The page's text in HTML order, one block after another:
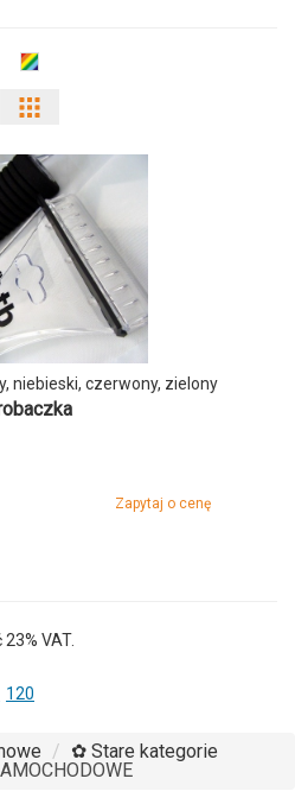
odmiany
i
ilości
produktu
2881q
niebieski, czerwony, zielony
Zapytaj o cenę
VAT.
120
✿ Stare kategorie